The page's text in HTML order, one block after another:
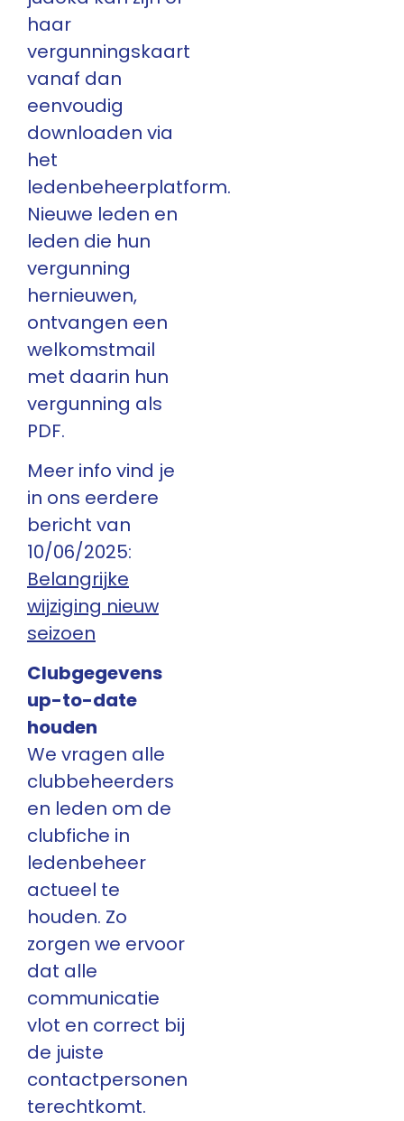
haar
vergunningskaart
vanaf dan
eenvoudig
downloaden via
het
ledenbeheerplatform.
Nieuwe leden en
leden die hun
vergunning
hernieuwen,
ontvangen een
welkomstmail
met daarin hun
vergunning als
PDF.
Meer info vind je
in ons eerdere
bericht van
10/06/2025:
Belangrijke
wijziging nieuw
seizoen
Clubgegevens
up-to-date
houden
We vragen alle
clubbeheerders
en leden om de
clubfiche in
ledenbeheer
actueel te
houden. Zo
zorgen we ervoor
dat alle
communicatie
vlot en correct bij
de juiste
contactpersonen
terechtkomt.